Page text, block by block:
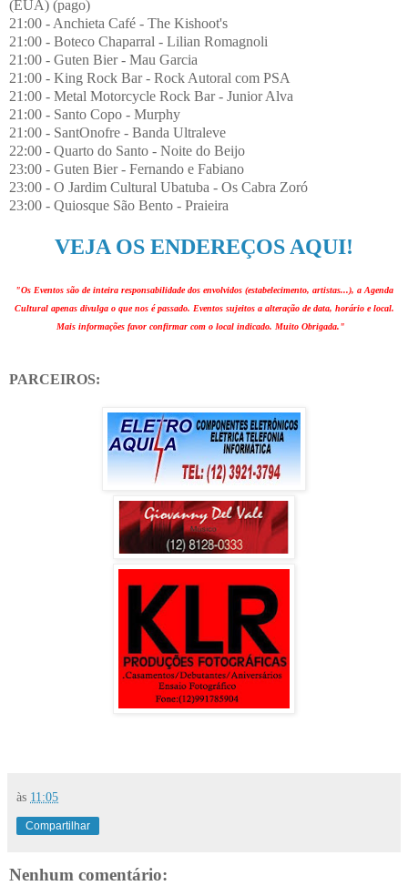
(EUA) (pago)
21:00 - Anchieta Café - The Kishoot's
21:00 - Boteco Chaparral - Lilian Romagnoli
21:00 - Guten Bier - Mau Garcia
21:00 - King Rock Bar - Rock Autoral com PSA
21:00 - Metal Motorcycle Rock Bar - Junior Alva
21:00 - Santo Copo - Murphy
21:00 - SantOnofre - Banda Ultraleve
22:00 - Quarto do Santo - Noite do Beijo
23:00 - Guten Bier - Fernando e Fabiano
23:00 - O Jardim Cultural Ubatuba - Os Cabra Zoró
23:00 - Quiosque São Bento - Praieira
VEJA OS ENDEREÇOS AQUI!
"Os Eventos são de inteira responsabilidade dos envolvidos (estabelecimento, artistas...), a Agenda
Cultural apenas divulga o que nos é passado. Eventos sujeitos a alteração de data, horário e local.
Mais informações favor confirmar com o local indicado. Muito Obrigada."
PARCEIROS:
às 11:05
Compartilhar
Nenhum comentário: